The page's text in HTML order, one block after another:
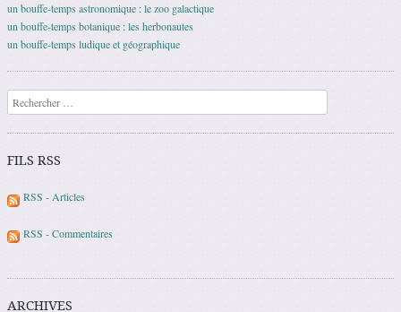
un bouffe-temps astronomique : le zoo galactique
un bouffe-temps botanique : les herbonautes
un bouffe-temps ludique et géographique
Recherche
FILS RSS
RSS - Articles
RSS - Commentaires
ARCHIVES